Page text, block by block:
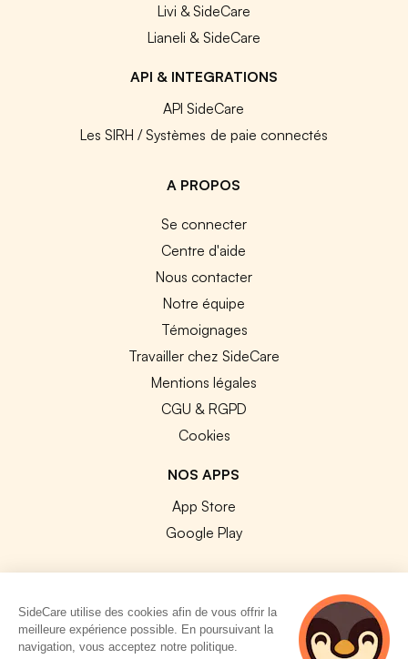
Livi & SideCare
Lianeli & SideCare
API & INTEGRATIONS
API SideCare
Les SIRH / Systèmes de paie connectés
A PROPOS
Se connecter
Centre d'aide
Nous contacter
Notre équipe
Témoignages
Travailler chez SideCare
Mentions légales
CGU & RGPD
Cookies
NOS APPS
App Store
Google Play
© 2026 SideCare. Tous droits réservés.
SideCare utilise des cookies afin de vous offrir la
meilleure expérience possible. En poursuivant la
navigation, vous acceptez notre politique.